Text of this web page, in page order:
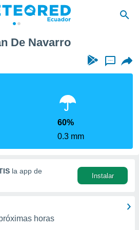
De Navarro
...
60%
0.3 mm
la app de
Instalar
horas